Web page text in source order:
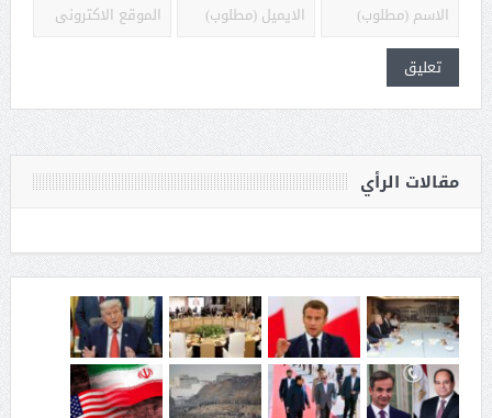
مقالات الرأي